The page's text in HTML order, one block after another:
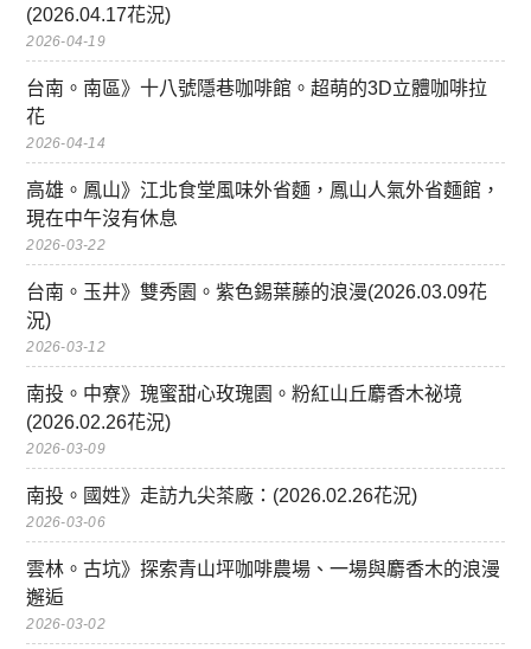
(2026.04.17花況)
2026-04-19
台南。南區》十八號隱巷咖啡館。超萌的3D立體咖啡拉
花
2026-04-14
高雄。鳳山》江北食堂風味外省麵，鳳山人氣外省麵館，
現在中午沒有休息
2026-03-22
台南。玉井》雙秀園。紫色錫葉藤的浪漫(2026.03.09花
況)
2026-03-12
南投。中寮》瑰蜜甜心玫瑰園。粉紅山丘麝香木祕境
(2026.02.26花況)
2026-03-09
南投。國姓》走訪九尖茶廠：(2026.02.26花況)
2026-03-06
雲林。古坑》探索青山坪咖啡農場、一場與麝香木的浪漫
邂逅
2026-03-02